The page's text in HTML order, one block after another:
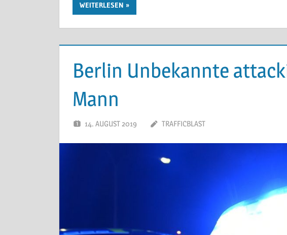
WEITERLESEN
Berlin Unbekannte
Mann
14. AUGUST 2019 TRAFFICBLAST